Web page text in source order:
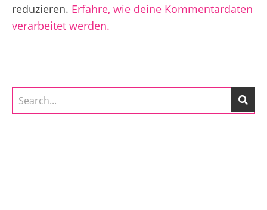
reduzieren. Erfahre, wie deine Kommentardaten
verarbeitet werden.